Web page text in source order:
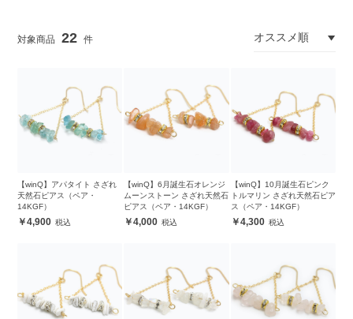
22
【winQ】アパタイト さざれ
天然石ピアス（ペア・
14KGF）
4,900
【winQ】6月誕生石オレンジ
ムーンストーン さざれ天然石
ピアス（ペア・14KGF）
4,000
【winQ】10月誕生石ピンク
トルマリン さざれ天然石ピア
ス（ペア・14KGF）
4,300